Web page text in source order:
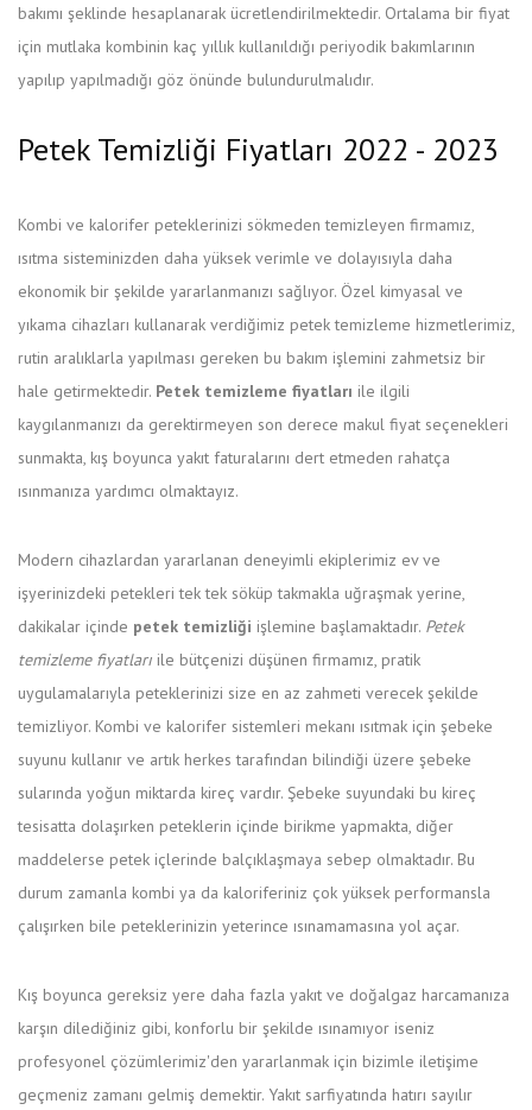
bakımı şeklinde hesaplanarak ücretlendirilmektedir. Ortalama bir fiyat
için mutlaka kombinin kaç yıllık kullanıldığı periyodik bakımlarının
yapılıp yapılmadığı göz önünde bulundurulmalıdır.
Petek Temizliği Fiyatları 2022 - 2023
Kombi ve kalorifer peteklerinizi sökmeden temizleyen firmamız,
ısıtma sisteminizden daha yüksek verimle ve dolayısıyla daha
ekonomik bir şekilde yararlanmanızı sağlıyor. Özel kimyasal ve
yıkama cihazları kullanarak verdiğimiz petek temizleme hizmetlerimiz,
rutin aralıklarla yapılması gereken bu bakım işlemini zahmetsiz bir
hale getirmektedir. Petek temizleme fiyatları ile ilgili
kaygılanmanızı da gerektirmeyen son derece makul fiyat seçenekleri
sunmakta, kış boyunca yakıt faturalarını dert etmeden rahatça
ısınmanıza yardımcı olmaktayız.
Modern cihazlardan yararlanan deneyimli ekiplerimiz ev ve
işyerinizdeki petekleri tek tek söküp takmakla uğraşmak yerine,
dakikalar içinde petek temizliği işlemine başlamaktadır. Petek
temizleme fiyatları ile bütçenizi düşünen firmamız, pratik
uygulamalarıyla peteklerinizi size en az zahmeti verecek şekilde
temizliyor. Kombi ve kalorifer sistemleri mekanı ısıtmak için şebeke
suyunu kullanır ve artık herkes tarafından bilindiği üzere şebeke
sularında yoğun miktarda kireç vardır. Şebeke suyundaki bu kireç
tesisatta dolaşırken peteklerin içinde birikme yapmakta, diğer
maddelerse petek içlerinde balçıklaşmaya sebep olmaktadır. Bu
durum zamanla kombi ya da kaloriferiniz çok yüksek performansla
çalışırken bile peteklerinizin yeterince ısınamamasına yol açar.
Kış boyunca gereksiz yere daha fazla yakıt ve doğalgaz harcamanıza
karşın dilediğiniz gibi, konforlu bir şekilde ısınamıyor iseniz
profesyonel çözümlerimiz'den yararlanmak için bizimle iletişime
geçmeniz zamanı gelmiş demektir. Yakıt sarfiyatında hatırı sayılır